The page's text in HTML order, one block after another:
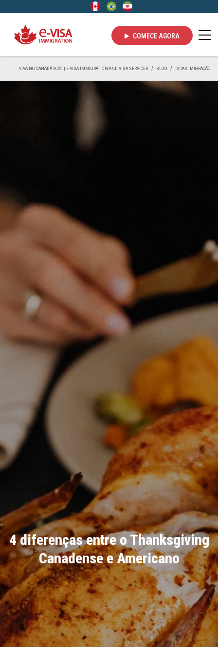
COMECE AGORA
VIVA NO CANADÁ 2025 | E-VISA IMMIGRATION AND VISA SERVICES BLOG DICAS IMIGRAÇÃO
4 diferenças entre o Thanksgiving
Canadense e Americano